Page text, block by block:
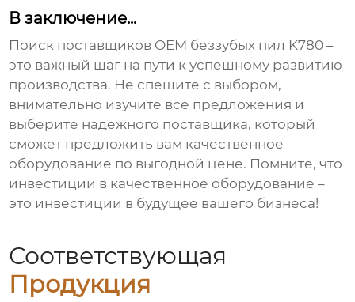
В заключение...
Поиск поставщиков OEM беззубых пил K780 –
это важный шаг на пути к успешному развитию
производства. Не спешите с выбором,
внимательно изучите все предложения и
выберите надежного поставщика, который
сможет предложить вам качественное
оборудование по выгодной цене. Помните, что
инвестиции в качественное оборудование –
это инвестиции в будущее вашего бизнеса!
Соответствующая
Продукция